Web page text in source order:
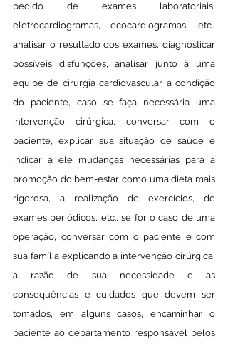
pedido de exames laboratoriais,
eletrocardiogramas, ecocardiogramas, etc.,
analisar o resultado dos exames, diagnosticar
possíveis disfunções, analisar junto à uma
equipe de cirurgia cardiovascular a condição
do paciente, caso se faça necessária uma
intervenção cirúrgica, conversar com o
paciente, explicar sua situação de saúde e
indicar a ele mudanças necessárias para a
promoção do bem-estar como uma dieta mais
rigorosa, a realização de exercícios, de
exames periódicos, etc., se for o caso de uma
operação, conversar com o paciente e com
sua família explicando a intervenção cirúrgica,
a razão de sua necessidade e as
consequências e cuidados que devem ser
tomados, em alguns casos, encaminhar o
paciente ao departamento responsável pelos